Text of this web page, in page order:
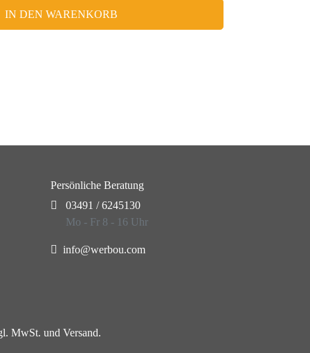
IN DEN WARENKORB
Persönliche Beratung
03491 / 6245130
Mo - Fr 8 - 16 Uhr
info@werbou.com
MwSt. und Versand.